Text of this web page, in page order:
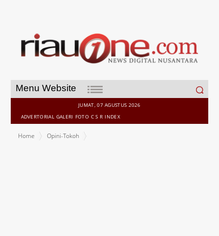
Menu Website
Search
for:
JUMAT, 07 AGUSTUS 2026
ADVERTORIAL GALERI FOTO C S R INDEX
Home
Opini-Tokoh